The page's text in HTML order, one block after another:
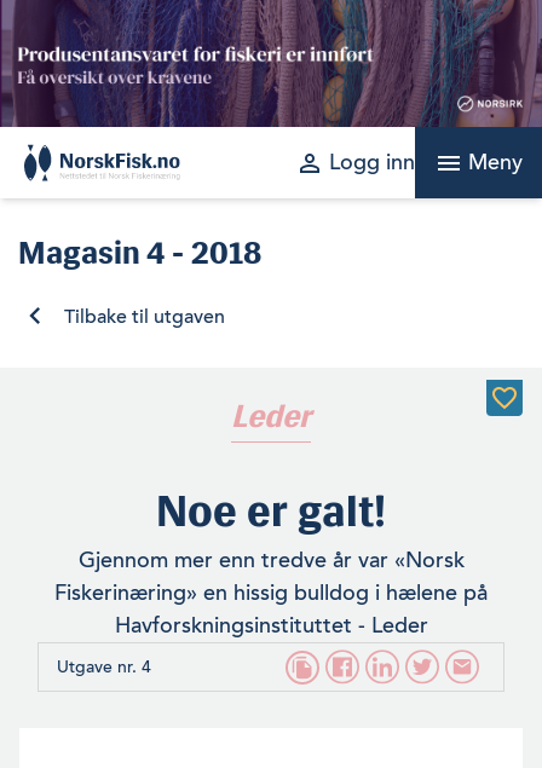
Skip
to
content
perm_identity Logg inn menu Meny
Magasin4 - 2018
Tilbake til utgaven
Leder
Noe er galt!
Gjennom mer enn tredve år var «Norsk
Fiskerinæring» en hissig bulldog i hælene på
Havforskningsinsti­tuttet - Leder
Utgave nr. 4